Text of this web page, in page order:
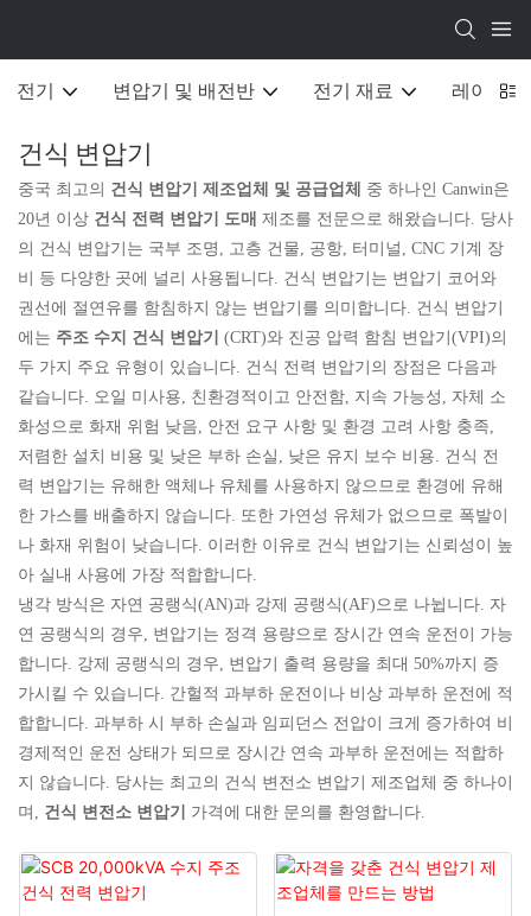
전기 변압기 및 배전반 전기 재료 레이저
건식 변압기
중국 최고의 건식 변압기 제조업체 및 공급업체 중 하나인 Canwin은
20년 이상 건식 전력 변압기 도매 제조를 전문으로 해왔습니다. 당사
의 건식 변압기는 국부 조명, 고층 건물, 공항, 터미널, CNC 기계 장
비 등 다양한 곳에 널리 사용됩니다. 건식 변압기는 변압기 코어와
권선에 절연유를 함침하지 않는 변압기를 의미합니다. 건식 변압기
에는 주조 수지 건식 변압기
(CRT)와 진공 압력 함침 변압기(VPI)의
두 가지 주요 유형이 있습니다. 건식 전력 변압기의 장점은 다음과
같습니다. 오일 미사용, 친환경적이고 안전함, 지속 가능성, 자체 소
화성으로 화재 위험 낮음, 안전 요구 사항 및 환경 고려 사항 충족,
저렴한 설치 비용 및 낮은 부하 손실, 낮은 유지 보수 비용. 건식 전
력 변압기는 유해한 액체나 유체를 사용하지 않으므로 환경에 유해
한 가스를 배출하지 않습니다. 또한 가연성 유체가 없으므로 폭발이
나 화재 위험이 낮습니다. 이러한 이유로 건식 변압기는 신뢰성이 높
아 실내 사용에 가장 적합합니다.
냉각 방식은 자연 공랭식(AN)과 강제 공랭식(AF)으로 나뉩니다. 자
연 공랭식의 경우, 변압기는 정격 용량으로 장시간 연속 운전이 가능
합니다. 강제 공랭식의 경우, 변압기 출력 용량을 최대 50%까지 증
가시킬 수 있습니다. 간헐적 과부하 운전이나 비상 과부하 운전에 적
합합니다. 과부하 시 부하 손실과 임피던스 전압이 크게 증가하여 비
경제적인 운전 상태가 되므로 장시간 연속 과부하 운전에는 적합하
지 않습니다. 당사는 최고의 건식 변전소 변압기 제조업체 중 하나이
며, 건식 변전소 변압기 가격에 대한 문의를 환영합니다.